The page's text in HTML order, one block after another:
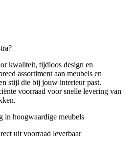
kwaliteit, tijdloos design en
assortiment aan meubels en
stijl die bij jouw interieur past.
voorraad voorsnelle levering van
in hoogwaardige meubels
uit voorraad leverbaar